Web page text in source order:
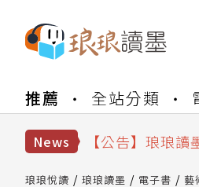
推薦 全站分類
News
【公告】琅琅
【公告】琅琅
【公告】琅琅讀
琅琅悅讀 琅琅讀墨 電子書 藝